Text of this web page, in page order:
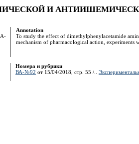
И
Annotation
To study the effect of dimethylphenylacetamide
mechanism of pharmacological action, experiments
Номера и рубрики
ВА-№92 от 15/04/2018, стр. 55 /..